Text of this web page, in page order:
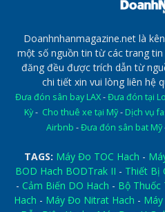
Doanhnhanmagazine.net là
một số nguồn tin từ các trang
đăng đều được trích dẫn từ
chi tiết xin vui lòng liên hệ
Đưa đón sân bay LAX-Đưa đón tại
Kỳ- Cho thuê xe tại Mỹ- Dịch vụ
Airbnb -Đưa đón sân bat Mỹ
TAGS: Máy Đo TOC Hach -
BOD Hach BODTrak II - Thiết Bị
- Cảm Biến DO Hach - Bộ Thuốc
Hach - Máy Đo Nitrat Hach -